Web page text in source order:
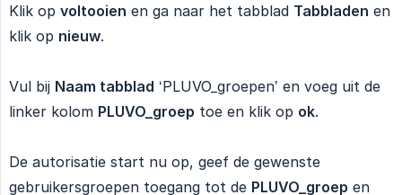
Klik op voltooien en ga naar het tabblad Tabbladen en
klik op nieuw.
Vul bij Naam tabblad ‘PLUVO_groepen’ en voeg uit de
linker kolom PLUVO_groep toe en klik op ok.
De autorisatie start nu op, geef de gewenste
gebruikersgroepen toegang tot de PLUVO_groep en